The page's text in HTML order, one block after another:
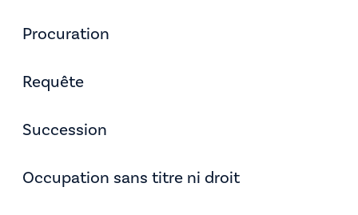
Procuration
Requête
Succession
Occupation sans titre ni droit